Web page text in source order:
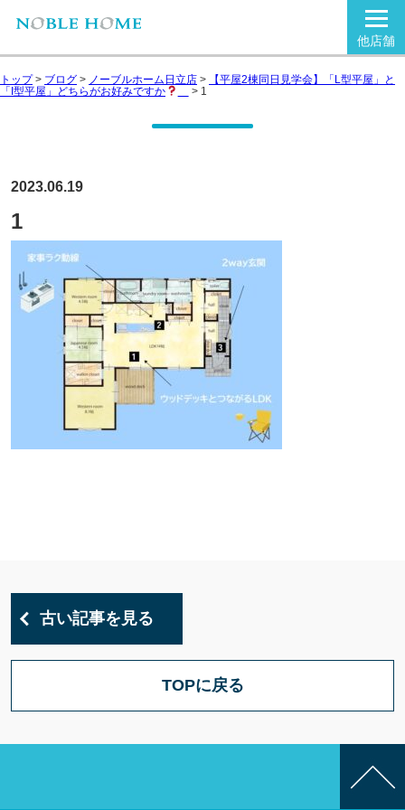
他店舗
トップ> ブログ > ノーブルホーム日立店 >
【平屋2棟同日見学会】「L型平屋」と
「I型平屋」どちらがお好みですか
> 1
2023.06.19
1
古い記事を見る
TOPに戻る